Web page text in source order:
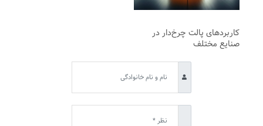
کاربردهای پالت چرخ‌دار در
صنایع مختلف